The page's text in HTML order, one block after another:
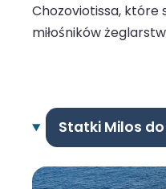
Chozoviotissa, które
miłośników
Statki Milos